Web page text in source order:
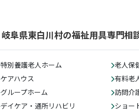
岐阜県東白川村の福祉用具専門相
特別養護老人ホーム 老人保
ケアハウス
有料老
グループホーム
訪問介
デイケア・通所リハビリ
ショー